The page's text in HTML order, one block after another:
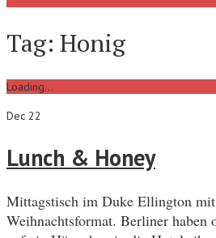
Tag: Honig
Loading...
Dec 22
Lunch & Honey
Mittagstisch im Duke Ellington
Weihnachtsformat. Berliner haben